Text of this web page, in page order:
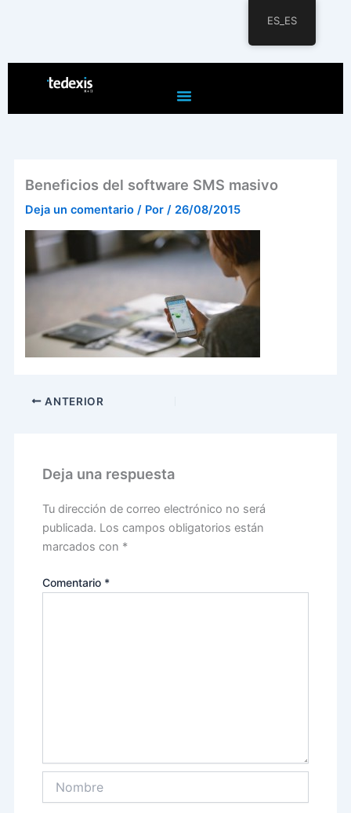
Beneficios del software SMS masivo
Deja un comentario / Por/ 26/08/2015
ANTERIOR
Deja una respuesta
Tu dirección de correo electrónico no será
publicada. Los campos obligatorios están
marcados con *
Comentario *
ES_ES